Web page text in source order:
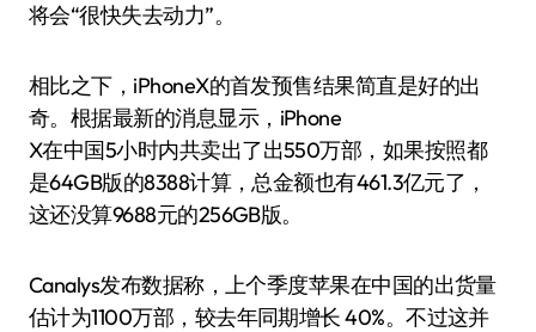
将会“很快失去动力”。
相比之下，iPhoneX的首发预售结果简直是好的出
奇。根据最新的消息显示，iPhone
X在中国5小时内共卖出了出550万部，如果按照都
是64GB版的8388计算，总金额也有461.3亿元了，
这还没算9688元的256GB版。
Canalys发布数据称，上个季度苹果在中国的出货量
估计为1100万部，较去年同期增长 40%。不过这并